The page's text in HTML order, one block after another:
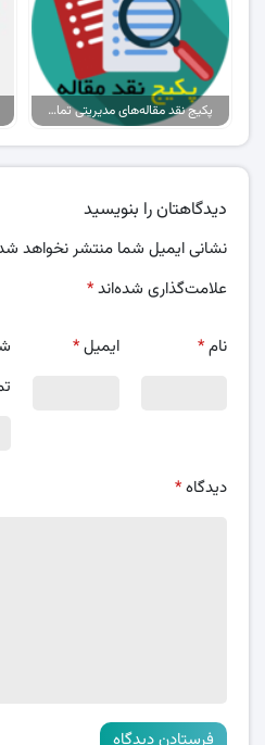
پکیج نقد مقاله‌های مدیریتی تمام گرایش‌ها
دیدگاهتان را بنویسید
نشانی ایمیل شما منتشر نخواهد
علامت‌گذاری شده‌اند*
نام* ایمیل*
دیدگاه*